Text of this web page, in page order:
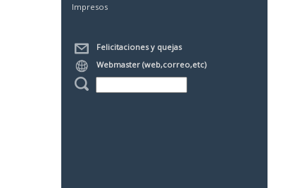
Impresos
Felicitaciones y quejas
Webmaster (web,correo,etc)